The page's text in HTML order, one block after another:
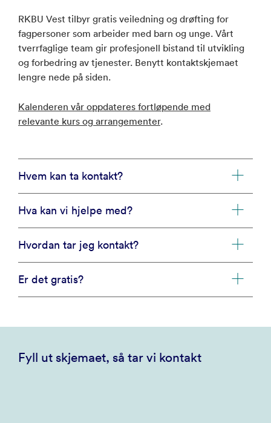
RKBU Vest tilbyr gratis veiledning og drøfting for
fagpersoner som arbeider med barn og unge. Vårt
tverrfaglige team gir profesjonell bistand til utvikling
og forbedring av tjenester. Benytt kontaktskjemaet
lengre nede på siden.
Kalenderen vår oppdateres fortløpende med
relevante kurs og arrangementer.
Hvem kan ta kontakt?
Hva kan vi hjelpe med?
Hvordan tar jeg kontakt?
Er det gratis?
Fyll ut skjemaet, så tar vi kontakt